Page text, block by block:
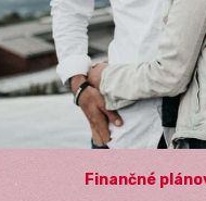
Finančné